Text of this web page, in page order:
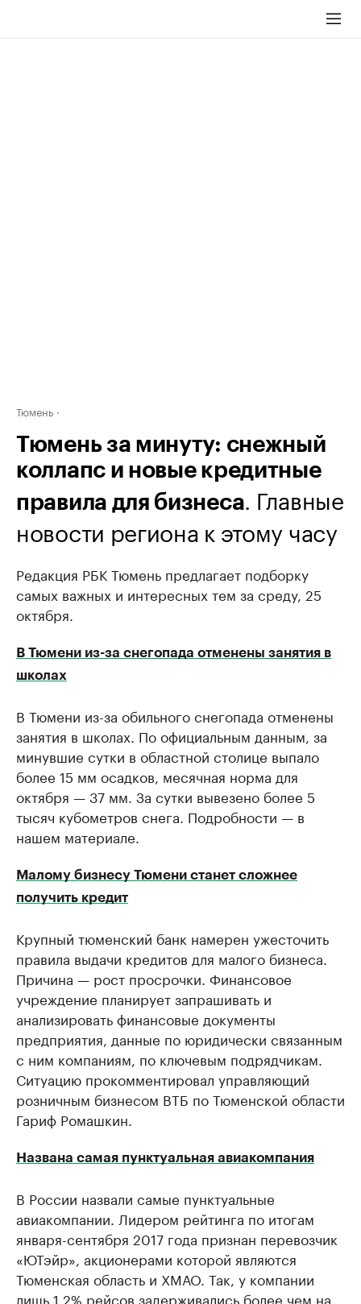
Тюмень
Тюмень за минуту: снежный
коллапс и новые кредитные
правила для бизнеса. Главные
новости региона к этому часу
Редакция РБК Тюмень предлагает подборку
самых важных и интересных тем за среду, 25
октября.
В Тюмени из-за снегопада отменены занятия в
школах
В Тюмени из-за обильного снегопада отменены
занятия в школах. По официальным данным, за
минувшие сутки в областной столице выпало
более 15 мм осадков, месячная норма для
октября — 37 мм. За сутки вывезено более 5
тысяч кубометров снега. Подробности — в
нашем материале.
Малому бизнесу Тюмени станет сложнее
получить кредит
Крупный тюменский банк намерен ужесточить
правила выдачи кредитов для малого бизнеса.
Причина — рост просрочки. Финансовое
учреждение планирует запрашивать и
анализировать финансовые документы
предприятия, данные по юридически связанным
с ним компаниям, по ключевым подрядчикам.
Ситуацию прокомментировал управляющий
розничным бизнесом ВТБ по Тюменской области
Гариф Ромашкин.
Названа самая пунктуальная авиакомпания
В России назвали самые пунктуальные
авиакомпании. Лидером рейтинга по итогам
января-сентября 2017 года признан перевозчик
«ЮТэйр», акционерами которой являются
Тюменская область и ХМАО. Так, у компании
лишь 1,2% рейсов задерживались более чем на